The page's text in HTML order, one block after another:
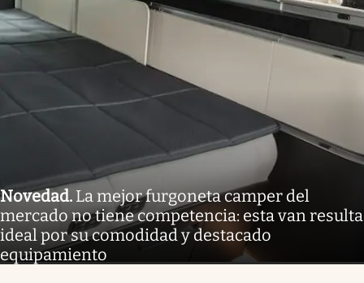
Novedad. La mejor furgoneta camper del
mercado no tiene competencia: esta van resulta
ideal por su comodidad y destacado
equipamiento